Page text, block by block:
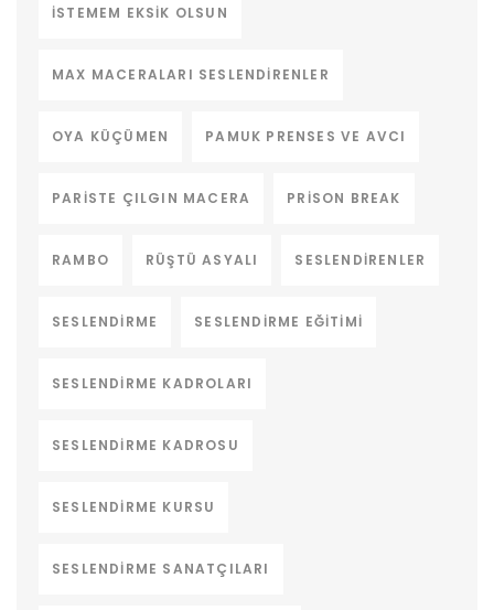
ISTEMEM EKSIK OLSUN
MAX MACERALARI SESLENDIRENLER
OYA KÜÇÜMEN PAMUK PRENSES VE AVCI
PARISTE ÇILGIN MACERA PRISON BREAK
RAMBO RÜŞTÜ ASYALI SESLENDIRENLER
SESLENDIRME SESLENDIRME EĞITIMI
SESLENDIRME KADROLARI
SESLENDIRME KADROSU
SESLENDIRME KURSU
SESLENDIRME SANATÇILARI